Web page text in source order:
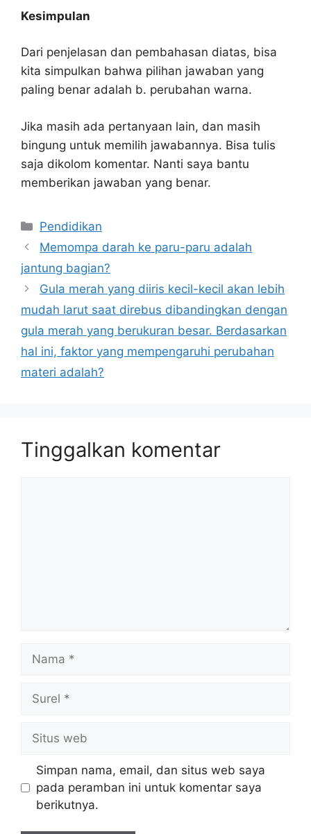
Kesimpulan
Dari penjelasan dan pembahasan diatas, bisa
kita simpulkan bahwa pilihan jawaban yang
paling benar adalah b. perubahan warna.
Jika masih ada pertanyaan lain, dan masih
bingung untuk memilih jawabannya. Bisa tulis
saja dikolom komentar. Nanti saya bantu
memberikan jawaban yang benar.
Kategori
Pendidikan
Memompa darah ke paru-paru adalah
jantung bagian?
Gula merah yang diiris kecil-kecil akan lebih
mudah larut saat direbus dibandingkan dengan
gula merah yang berukuran besar. Berdasarkan
hal ini, faktor yang mempengaruhi perubahan
materi adalah?
Tinggalkan komentar
web
Simpan nama, email, dan situs web saya
pada peramban ini untuk komentar saya
berikutnya.